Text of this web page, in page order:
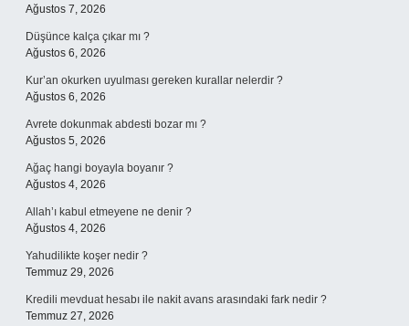
Ağustos 7, 2026
Düşünce kalça çıkar mı ?
Ağustos 6, 2026
Kur’an okurken uyulması gereken kurallar nelerdir ?
Ağustos 6, 2026
Avrete dokunmak abdesti bozar mı ?
Ağustos 5, 2026
Ağaç hangi boyayla boyanır ?
Ağustos 4, 2026
Allah’ı kabul etmeyene ne denir ?
Ağustos 4, 2026
Yahudilikte koşer nedir ?
Temmuz 29, 2026
Kredili mevduat hesabı ile nakit avans arasındaki fark nedir ?
Temmuz 27, 2026